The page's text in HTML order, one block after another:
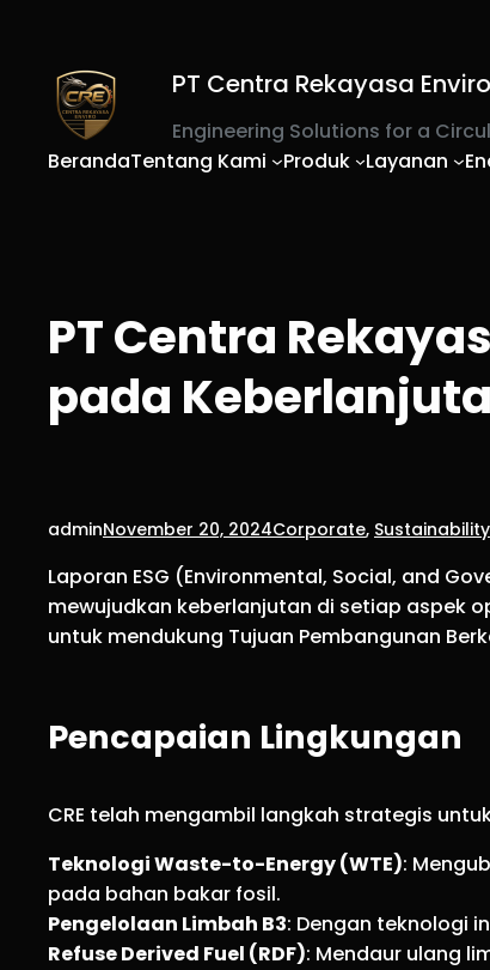
content
PT Centra Rekayasa Enviro
Engineering Solutions for a
BerandaTentang Kami Produk Layanan
PT Centra
pada
adminNovember 20, 2024Corporate, Sustainability
Laporan ESG (Environmental, Social, and
mewujudkan keberlanjutan di setiap aspek
untuk mendukung Tujuan Pembangunan
Pencapaian Lingkungan
CRE telah mengambil langkah strategis
Teknologi Waste-to-Energy (WTE):
pada bahan bakar fosil.
Pengelolaan Limbah B3: Dengan teknologi
Refuse Derived Fuel (RDF): Mendaur ulang